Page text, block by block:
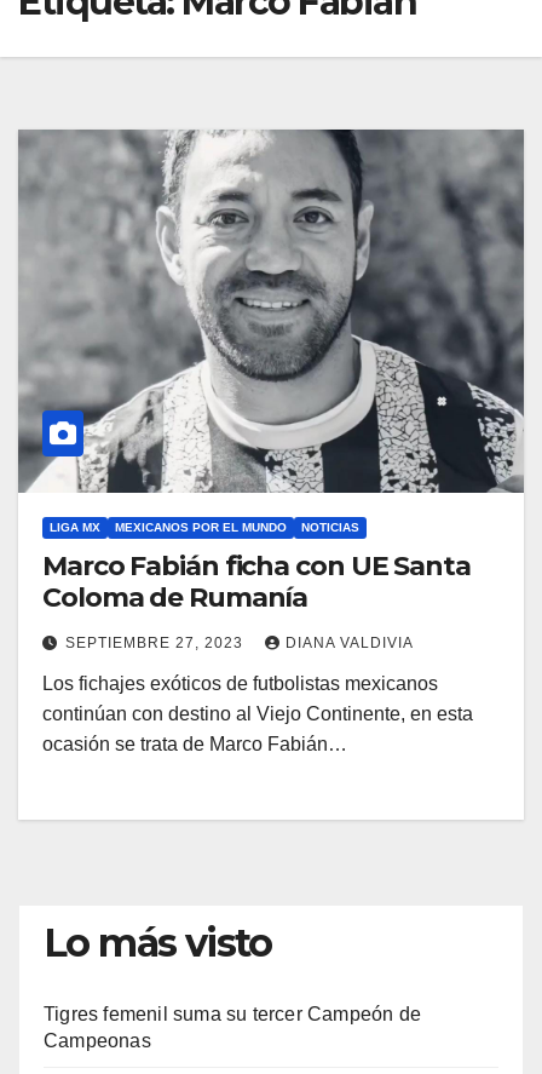
LIGA MX MEXICANOS POR EL MUNDO NOTICIAS
Marco Fabián ficha con UE Santa
Coloma de Rumanía
SEPTIEMBRE 27, 2023 DIANA VALDIVIA
Los fichajes exóticos de futbolistas mexicanos
continúan con destino al Viejo Continente, en esta
ocasión se trata de Marco Fabián…
Lo más visto
Tigres femenil suma su tercer Campeón de
Campeonas